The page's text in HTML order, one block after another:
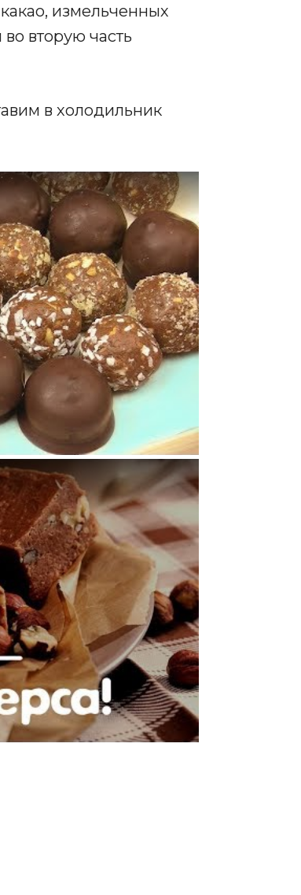
измельченных
вторую часть
в холодильник